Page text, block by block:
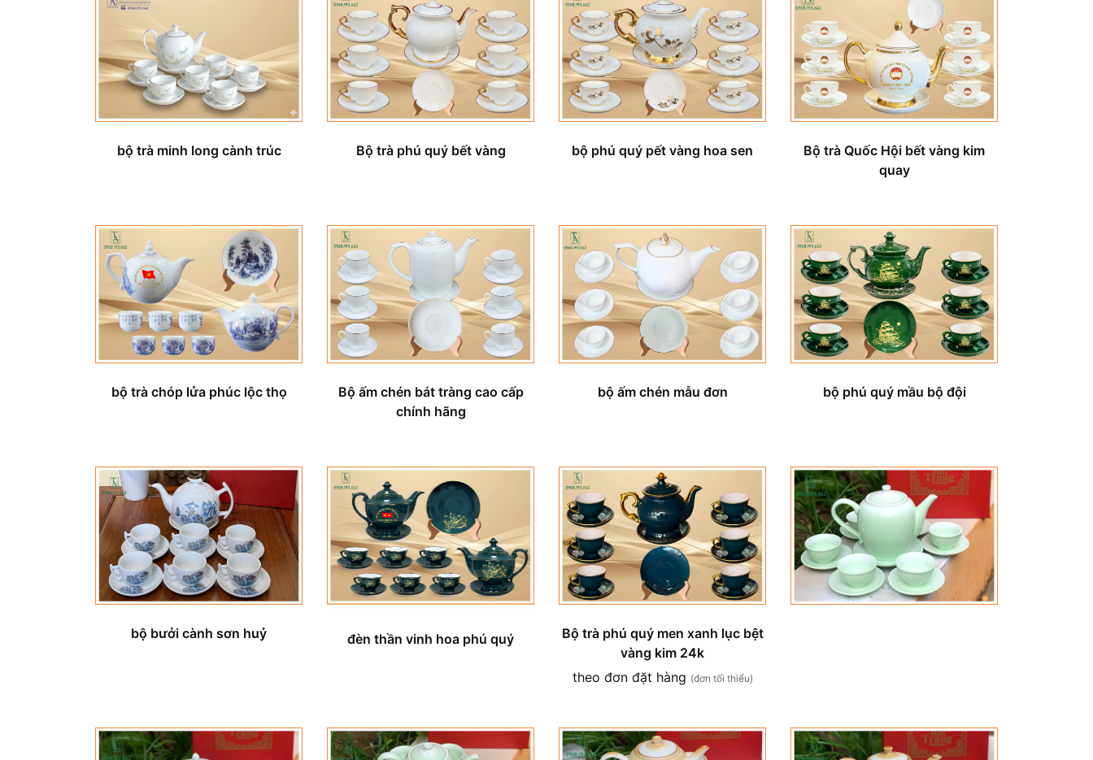
bộ trà minh long cành trúc Bộ trà phú quý bết vàng bộ phú quý pết vàng hoa sen
Bộ trà Quốc Hội bết vàng kim
quay
bộ trà chóp lửa phúc lộc thọ
Bộ ấm chén bát tràng cao cấp
chính hãng
bộ ấm chén mẫu đơn bộ phú quý mầu bộ đội
bộ bưởi cành sơn huỷ đèn thần vinh hoa phú quý
Bộ trà phú quý men xanh lục bệt
vàng kim 24k
theo đơn đặt hàng (đơn tối thiểu)